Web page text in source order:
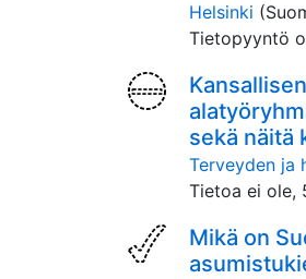
Helsinki
Tietopyyntö
sekä näitä
Terveyden ja
Tietoa ei ole,
Mikä on